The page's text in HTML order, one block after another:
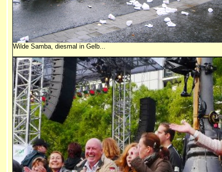
Wilde Samba, diesmal in Gelb...